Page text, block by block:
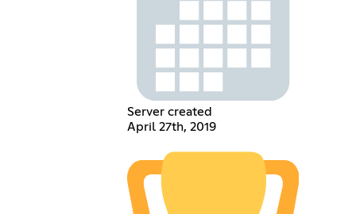
Server created
April 27th, 2019